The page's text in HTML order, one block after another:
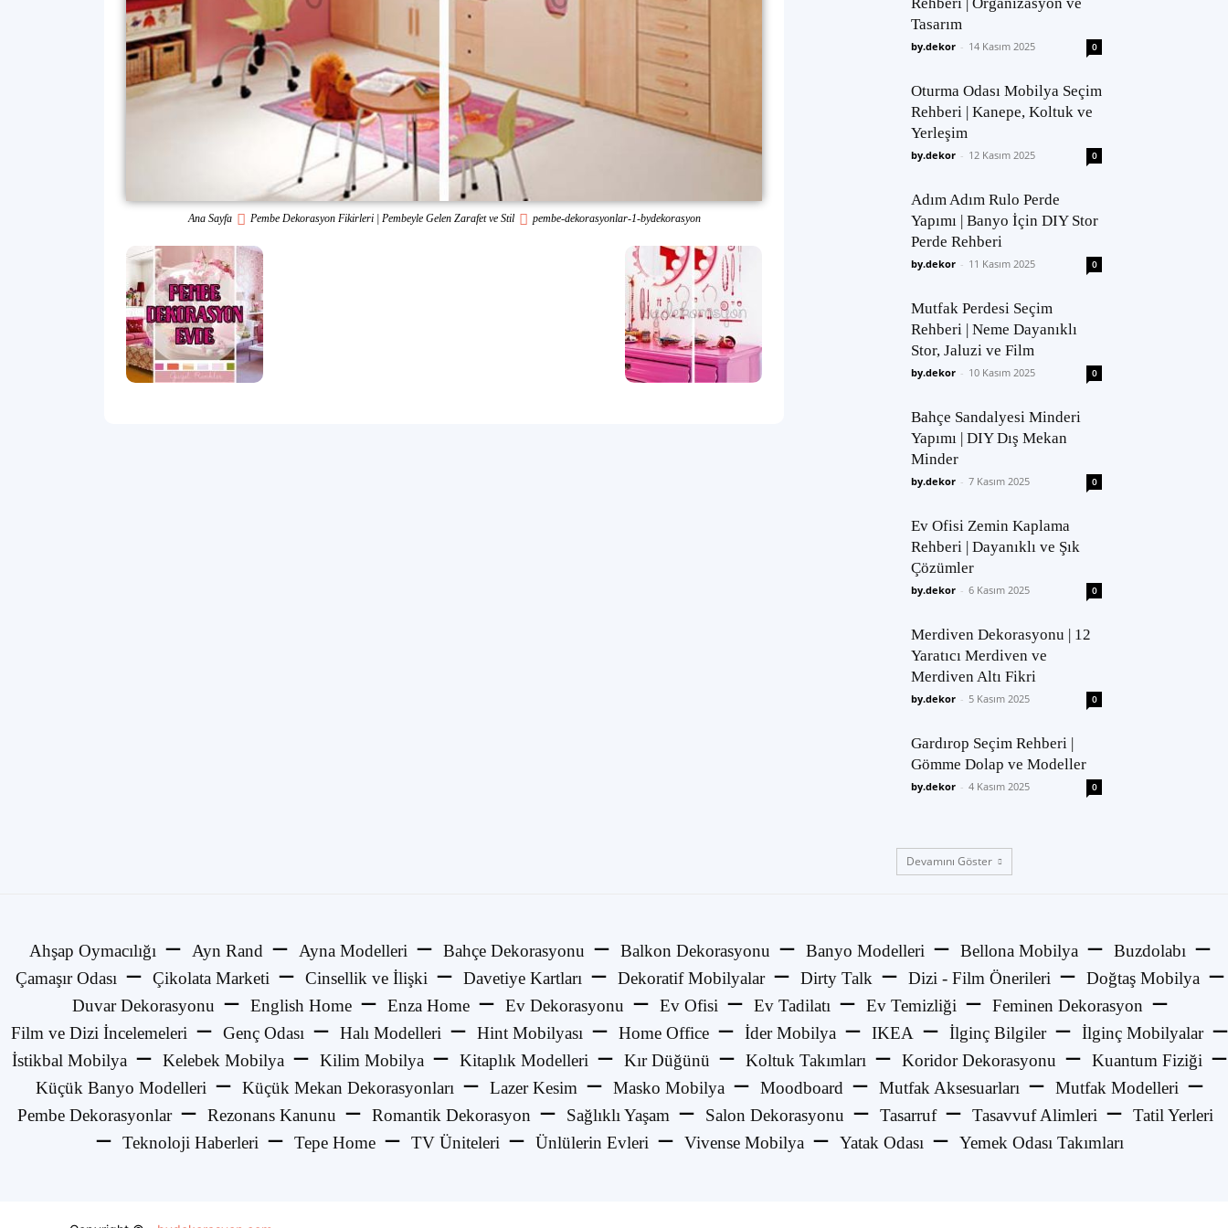
Ana Sayfa Pembe Dekorasyon Fikirleri | Pembeyle Gelen Zarafet ve Stil pembe-dekorasyonlar-1-bydekorasyon
Tasarım
by.dekor - 14 Kasım 2025 0
Oturma Odası Mobilya Seçim
Rehberi | Kanepe, Koltuk ve
Yerleşim
by.dekor - 12 Kasım 2025 0
Adım Adım Rulo Perde
Yapımı | Banyo İçin DIY Stor
Perde Rehberi
by.dekor - 11 Kasım 2025 0
Mutfak Perdesi Seçim
Rehberi | Neme Dayanıklı
Stor, Jaluzi ve Film
by.dekor - 10 Kasım 2025 0
Bahçe Sandalyesi Minderi
Yapımı | DIY Dış Mekan
Minder
by.dekor - 7 Kasım 2025 0
Ev Ofisi Zemin Kaplama
Rehberi | Dayanıklı ve Şık
Çözümler
by.dekor - 6 Kasım 2025 0
Merdiven Dekorasyonu | 12
Yaratıcı Merdiven ve
Merdiven Altı Fikri
by.dekor - 5 Kasım 2025 0
Gardırop Seçim Rehberi |
Gömme Dolap ve Modeller
by.dekor - 4 Kasım 2025 0
Devamını Göster
Ahşap Oymacılığı Ayn Rand Ayna Modelleri Bahçe Dekorasyonu Balkon Dekorasyonu Banyo Modelleri Bellona Mobilya
Buzdolabı
Çamaşır Odası
Çikolata Marketi Cinsellik ve İlişki Davetiye Kartları Dekoratif Mobilyalar Dirty Talk Dizi - Film Önerileri
Doğtaş Mobilya
Duvar Dekorasyonu
English Home Enza Home Ev Dekorasyonu Ev Ofisi Ev Tadilatı Ev Temizliği
Feminen Dekorasyon
Film ve Dizi İncelemeleri
Genç Odası Halı Modelleri Hint Mobilyası Home Office İder Mobilya IKEA İlginç Bilgiler
İlginç Mobilyalar
İstikbal Mobilya
Kelebek Mobilya Kilim Mobilya Kitaplık Modelleri Kır Düğünü Koltuk Takımları Koridor Dekorasyonu
Kuantum Fiziği
Küçük Banyo Modelleri
Küçük Mekan Dekorasyonları Lazer Kesim Masko Mobilya Moodboard Mutfak Aksesuarları
Mutfak Modelleri
Pembe Dekorasyonlar
Rezonans Kanunu Romantik Dekorasyon Sağlıklı Yaşam Salon Dekorasyonu Tasarruf Tasavvuf Alimleri
Tatil Yerleri
Teknoloji Haberleri
Tepe Home TV Üniteleri Ünlülerin Evleri Vivense Mobilya Yatak Odası Yemek Odası Takımları